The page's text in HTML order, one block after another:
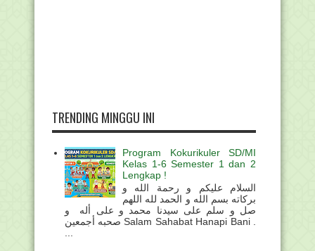
TRENDING MINGGU INI
Program Kokurikuler SD/MI
Kelas 1-6 Semester 1 dan 2
Lengkap !
السلام عليكم و رحمة الله و
بركاته بسم الله و الحمد لله اللهم
صل و سلم على سيدنا محمد و على أله و
صحبه أجمعين Salam Sahabat Hanapi Bani .
...